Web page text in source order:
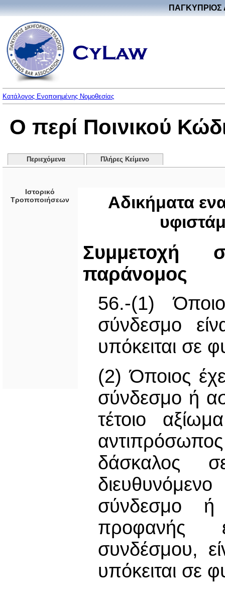
ΠΑΓΚΥΠΡΙΟΣ
Κατάλογος Ενοποιημένης Νομοθεσίας
Ο περί Ποινικού
Περιεχόμενα Πλήρες Κείμενο
Ιστορικό
Τροποποιήσεων
Αδικήματα
Συμμετοχή
παράνομος
56.-(1)
σύνδεσμο
υπόκειται σε
(2) Όποιος
σύνδεσμο ή
τέτοιο
δάσκαλος
σύνδεσμο ή
προφανής
συνδέσμου,
υπόκειται σε